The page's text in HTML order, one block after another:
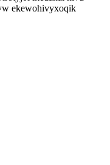
ekewohivyxoqik